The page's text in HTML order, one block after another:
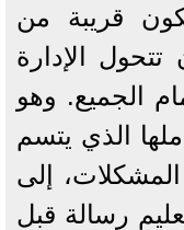
قريبة من
تتحول الإدارة
الجميع. وهو
الذي يتسم
إلى
رسالة قبل